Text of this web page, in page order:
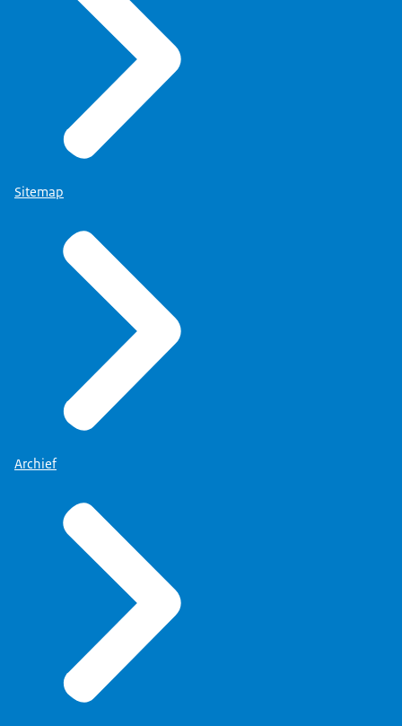
Wat cruciaal is voor die tentoonstelling is een
toegewijde curator.
Ik geloof, als ik naar de afgelopen zes keer kijk, dat
we daar goed in geslaagd zijn...
om een oud-BZK topambtenaar en een oud-
minister op de onderwerpen te werven.
Wat ingewikkeld is, is vaak om alle documenten bij
Want we gaan soms wel 30-40 jaar terug.
En zie dan maar eens de documenten die toen in
de ambtelijke organisatie zijn rondgestuurd...
te pakken te krijgen.
Koudwatervrees zit ‘m misschien een beetje bij
aanvang...
op de keuze van degene die de kritische
weteschappelijke reflectie moet gaan uitvoeren.
Maar eerlijkheid gebied te zeggen dat dat nooit de
We moeten nog een paar tentoonstellingen doen.
Waaronder die over Koninkrijkrelaties.
Dat is ook een mooi dossier wat we eens even flink
beet willen pakken.
Ik merk ook dat het steeds sneller gaat. Het gaat
ons steeds makkelijker af.
Voor de laatste tentoonstelling hadden we twee
maanden nodig...
terwijl, met de eerste zijn we toch wel een half
Sitemap
Archief